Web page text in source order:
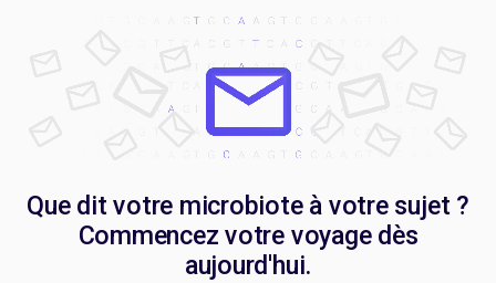
Que dit votre microbiote à votre sujet ?
Commencez votre voyage dès
aujourd'hui.